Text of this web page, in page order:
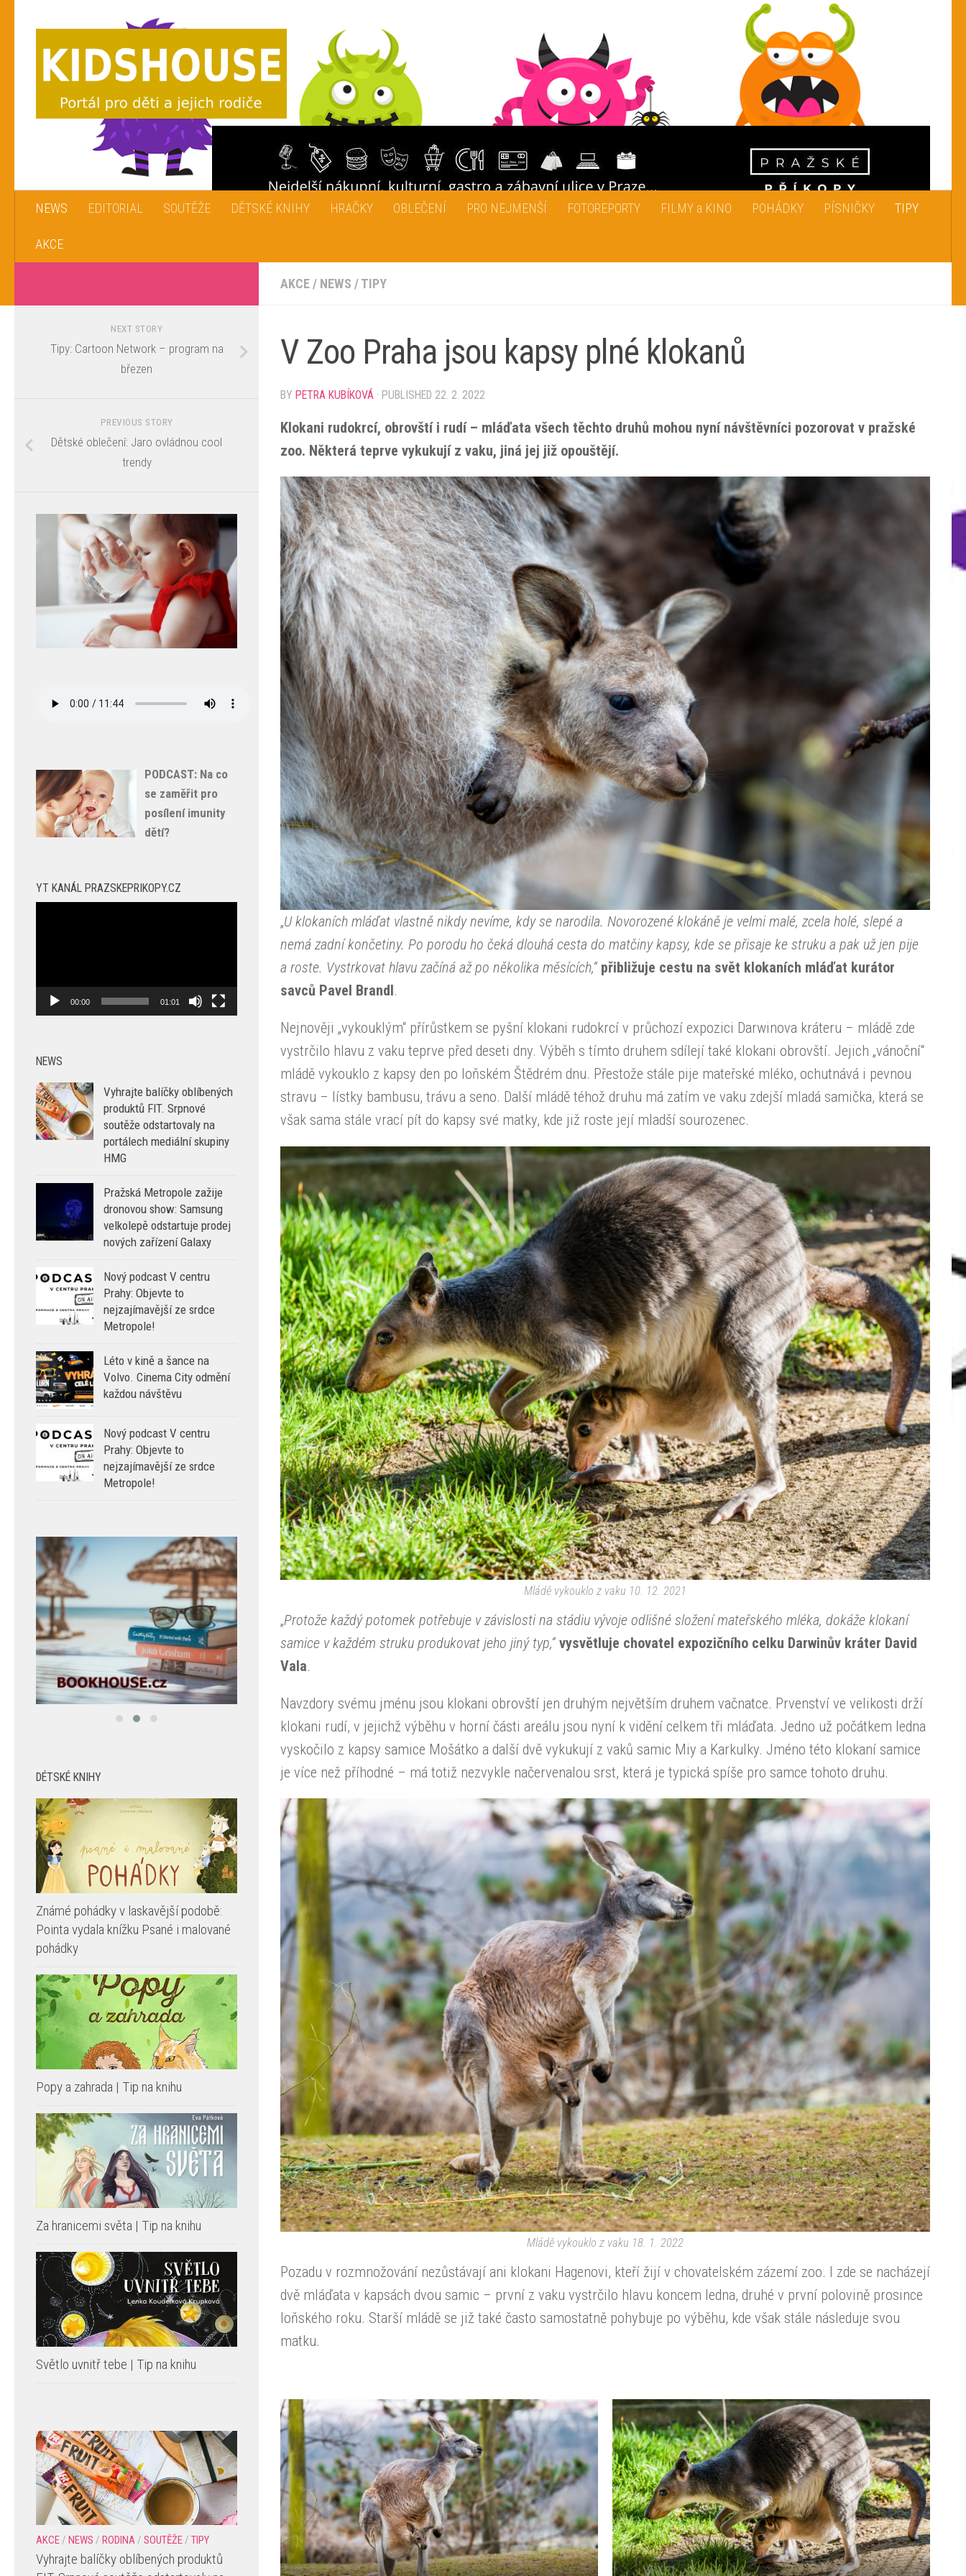
NEWS EDITORIAL SOUTĚŽE DĚTSKÉ KNIHY HRAČKY OBLEČENÍ PRO NEJMENŠÍ FOTOREPORTY FILMY a KINO POHÁDKY PÍSNIČKY TIPY
AKCE
AKCE / NEWS /TIPY
V Zoo Praha jsou kapsy plné klokanů
BY PETRA KUBÍKOVÁ · PUBLISHED 22. 2. 2022
Klokani rudokrcí, obrovští i rudí – mláďata všech těchto druhů mohou nyní návštěvníci pozorovat v pražské
zoo. Některá teprve vykukují z vaku, jiná jej již opouštějí.
„U klokaních mláďat vlastně nikdy nevíme, kdy se narodila. Novorozené klokáně je velmi malé, zcela holé, slepé a
nemá zadní končetiny. Po porodu ho čeká dlouhá cesta do matčiny kapsy, kde se přisaje ke struku a pak už jen pije
a roste. Vystrkovat hlavu začíná až po několika měsících,“ přibližuje cestu na svět klokaních mláďat kurátor
savců Pavel Brandl.
Nejnověji „vykouklým“ přírůstkem se pyšní klokani rudokrcí v průchozí expozici Darwinova kráteru – mládě zde
vystrčilo hlavu z vaku teprve před deseti dny. Výběh s tímto druhem sdílejí také klokani obrovští. Jejich „vánoční“
mládě vykouklo z kapsy den po loňském Štědrém dnu. Přestože stále pije mateřské mléko, ochutnává i pevnou
stravu – lístky bambusu, trávu a seno. Další mládě téhož druhu má zatím ve vaku zdejší mladá samička, která se
však sama stále vrací pít do kapsy své matky, kde již roste její mladší sourozenec.
Mládě vykouklo z vaku 10. 12. 2021
„Protože každý potomek potřebuje v závislosti na stádiu vývoje odlišné složení mateřského mléka, dokáže klokaní
samice v každém struku produkovat jeho jiný typ,“vysvětluje chovatel expozičního celku Darwinův kráter David
Vala.
Navzdory svému jménu jsou klokani obrovští jen druhým největším druhem vačnatce. Prvenství ve velikosti drží
klokani rudí, v jejichž výběhu v horní části areálu jsou nyní k vidění celkem tři mláďata. Jedno už počátkem ledna
vyskočilo z kapsy samice Mošátko a další dvě vykukují z vaků samic Miy a Karkulky. Jméno této klokaní samice
je více než příhodné – má totiž nezvykle načervenalou srst, která je typická spíše pro samce tohoto druhu.
Mládě vykouklo z vaku 18. 1. 2022
Pozadu v rozmnožování nezůstávají ani klokani Hagenovi, kteří žijí v chovatelském zázemí zoo. I zde se nacházejí
dvě mláďata v kapsách dvou samic – první z vaku vystrčilo hlavu koncem ledna, druhé v první polovině prosince
loňského roku. Starší mládě se již také často samostatně pohybuje po výběhu, kde však stále následuje svou
matku.
NEXT STORY
Tipy: Cartoon Network – program na
březen
PREVIOUS STORY
Dětské oblečení: Jaro ovládnou cool
trendy
PODCAST: Na co
se zaměřit pro
posílení imunity
dětí?
YT KANÁL PRAZSKEPRIKOPY.CZ
00:00 01:01
NEWS
Vyhrajte balíčky oblíbených
produktů FIT. Srpnové
soutěže odstartovaly na
portálech mediální skupiny
HMG
Pražská Metropole zažije
dronovou show: Samsung
velkolepě odstartuje prodej
nových zařízení Galaxy
Nový podcast V centru
Prahy: Objevte to
nejzajímavější ze srdce
Metropole!
Léto v kině a šance na
Volvo. Cinema City odmění
každou návštěvu
Nový podcast V centru
Prahy: Objevte to
nejzajímavější ze srdce
Metropole!
DÉTSKÉ KNIHY
Známé pohádky v laskavější podobě:
Pointa vydala knížku Psané i malované
pohádky
Popy a zahrada | Tip na knihu
Za hranicemi světa | Tip na knihu
Světlo uvnitř tebe | Tip na knihu
AKCE/ NEWS / RODINA/ SOUTĚŽE/ TIPY
Vyhrajte balíčky oblíbených produktů